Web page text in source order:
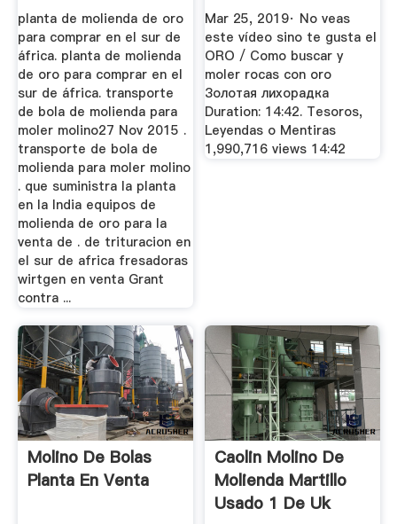
planta de molienda de oro
para comprar en el sur de
áfrica. planta de molienda
de oro para comprar en el
sur de áfrica. transporte
de bola de molienda para
moler molino27 Nov 2015 .
transporte de bola de
molienda para moler molino
. que suministra la planta
en la India equipos de
molienda de oro para la
venta de . de trituracion en
el sur de africa fresadoras
wirtgen en venta Grant
contra ...
Mar 25, 2019· No veas
este vídeo sino te gusta el
ORO / Como buscar y
moler rocas con oro
Золотая лихорадка
Duration: 14:42. Tesoros,
Leyendas o Mentiras
1,990,716 views 14:42
Molino De Bolas
Planta En Venta
Caolin Molino De
Molienda Martillo
Usado 1 De Uk